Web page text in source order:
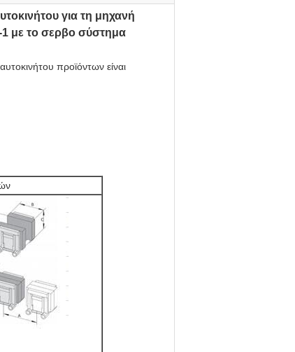
για τη μηχανή
με το σερβο σύστημα
προϊόντων είναι